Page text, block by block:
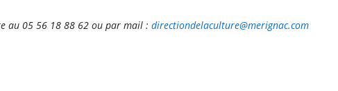
au 05 56 18 88 62 ou par mail :directiondelaculture@merignac.com